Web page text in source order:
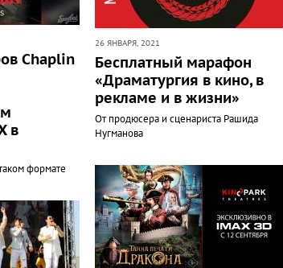
Chaplin
в
формате
26 ЯНВАРЯ, 2021
Бесплатный марафон
«Драматургия в кино, в
рекламе и в жизни»
От продюсера и сценариста Рашида
Нугманова